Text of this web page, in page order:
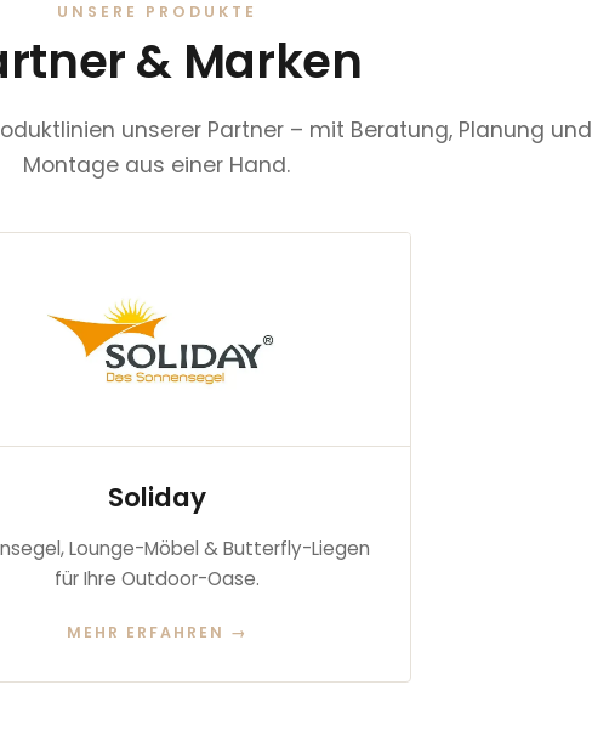
UNSERE PRODUKTE
& Marken
unserer Partner – mit Beratung, Planung und
Montage aus einer Hand.
Soliday
Lounge-Möbel & Butterfly-Liegen
für Ihre Outdoor-Oase.
MEHR ERFAHREN →